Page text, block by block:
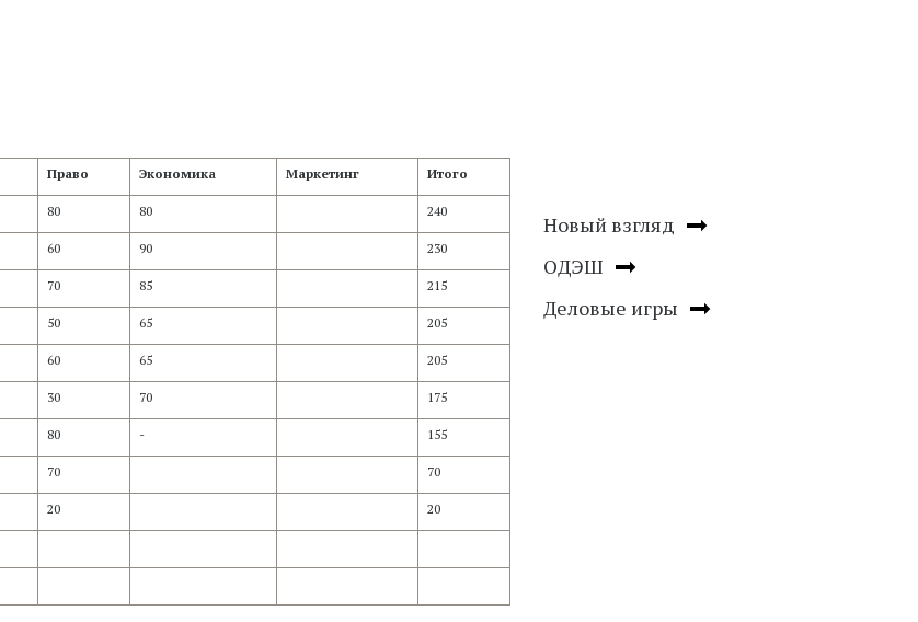
Право Экономика Маркетинг Итого
80 80 240
60 90 230
70 85 215
50 65 205
60 65 205
30 70 175
80 - 155
70 70
20 20
Новый взгляд
ОДЭШ
Деловые игры